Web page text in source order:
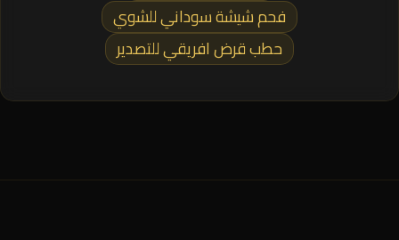
فحم شيشة سوداني للشوي
حطب قرض افريقي للتصدير